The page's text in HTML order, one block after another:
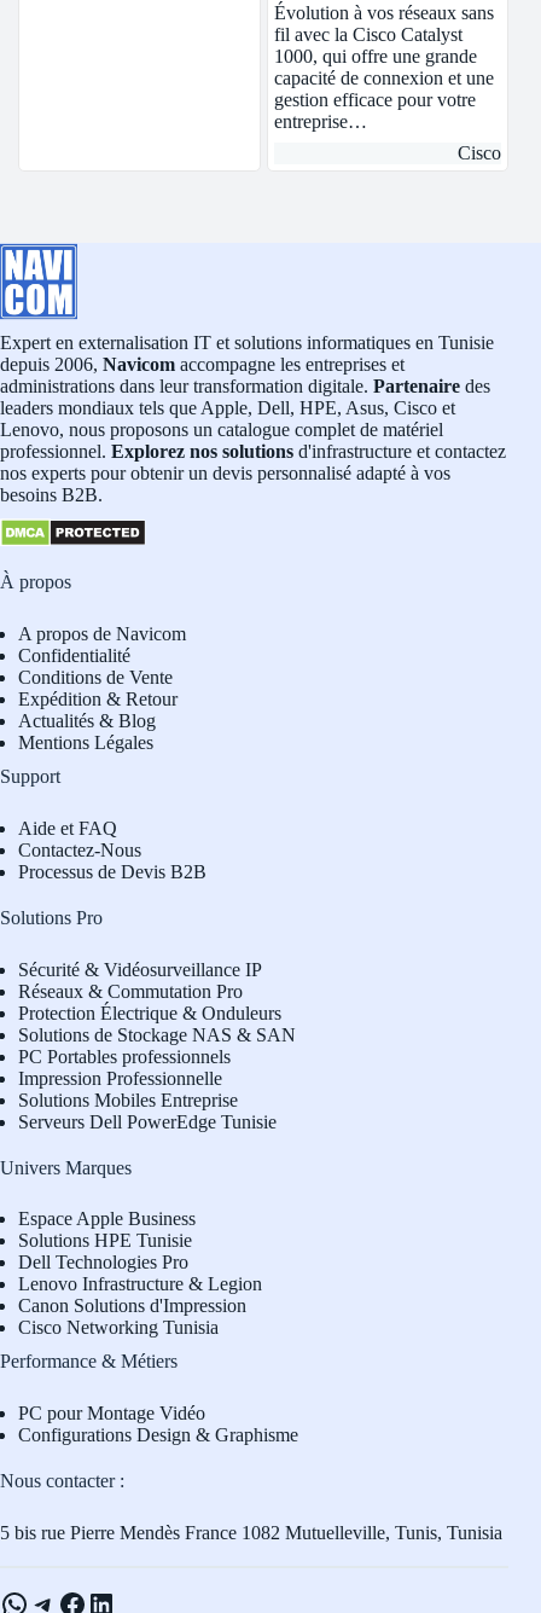
Évolution à vos réseaux sans
fil avec la Cisco Catalyst
1000, qui offre une grande
capacité de connexion et une
gestion efficace pour votre
entreprise…
Cisco
Expert en externalisation IT et solutions informatiques en Tunisie
depuis 2006, Navicom accompagne les entreprises et
administrations dans leur transformation digitale. Partenaire des
leaders mondiaux tels que Apple, Dell, HPE, Asus, Cisco et
Lenovo, nous proposons un catalogue complet de matériel
professionnel. Explorez nos solutions d'infrastructure et contactez
nos experts pour obtenir un devis personnalisé adapté à vos
besoins B2B.
À propos
A propos de Navicom
Confidentialité
Conditions de Vente
Expédition & Retour
Actualités & Blog
Mentions Légales
Support
Aide et FAQ
Contactez-Nous
Processus de Devis B2B
Solutions Pro
Sécurité & Vidéosurveillance IP
Réseaux & Commutation Pro
Protection Électrique & Onduleurs
Solutions de Stockage NAS & SAN
PC Portables professionnels
Impression Professionnelle
Solutions Mobiles Entreprise
Serveurs Dell PowerEdge Tunisie
Univers Marques
Espace Apple Business
Solutions HPE Tunisie
Dell Technologies Pro
Lenovo Infrastructure & Legion
Canon Solutions d'Impression
Cisco Networking Tunisia
Performance & Métiers
PC pour Montage Vidéo
Configurations Design & Graphisme
Nous contacter :
5 bis rue Pierre Mendès France 1082 Mutuelleville, Tunis, Tunisia
WhatsApp
Telegram
Facebook
LinkedIn